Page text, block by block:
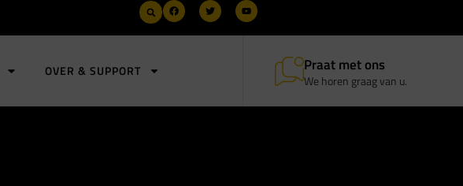
OVER & SUPPORT Praat met ons
We horen graag van u.